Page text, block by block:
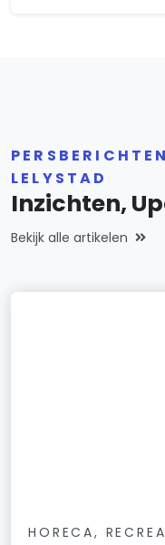
LELYSTAD
Inzichten,
Bekijk alle artikelen
HORECA,